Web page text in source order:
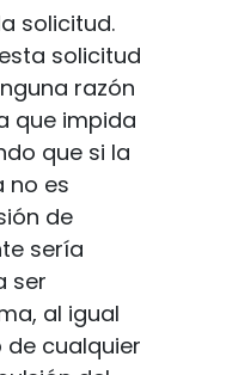
solicitud.
solicitud
razón
que impida
que si la
no es
de
sería
ser
al igual
de cualquier